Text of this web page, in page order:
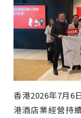
香港2026年7月6
港酒店業經營持